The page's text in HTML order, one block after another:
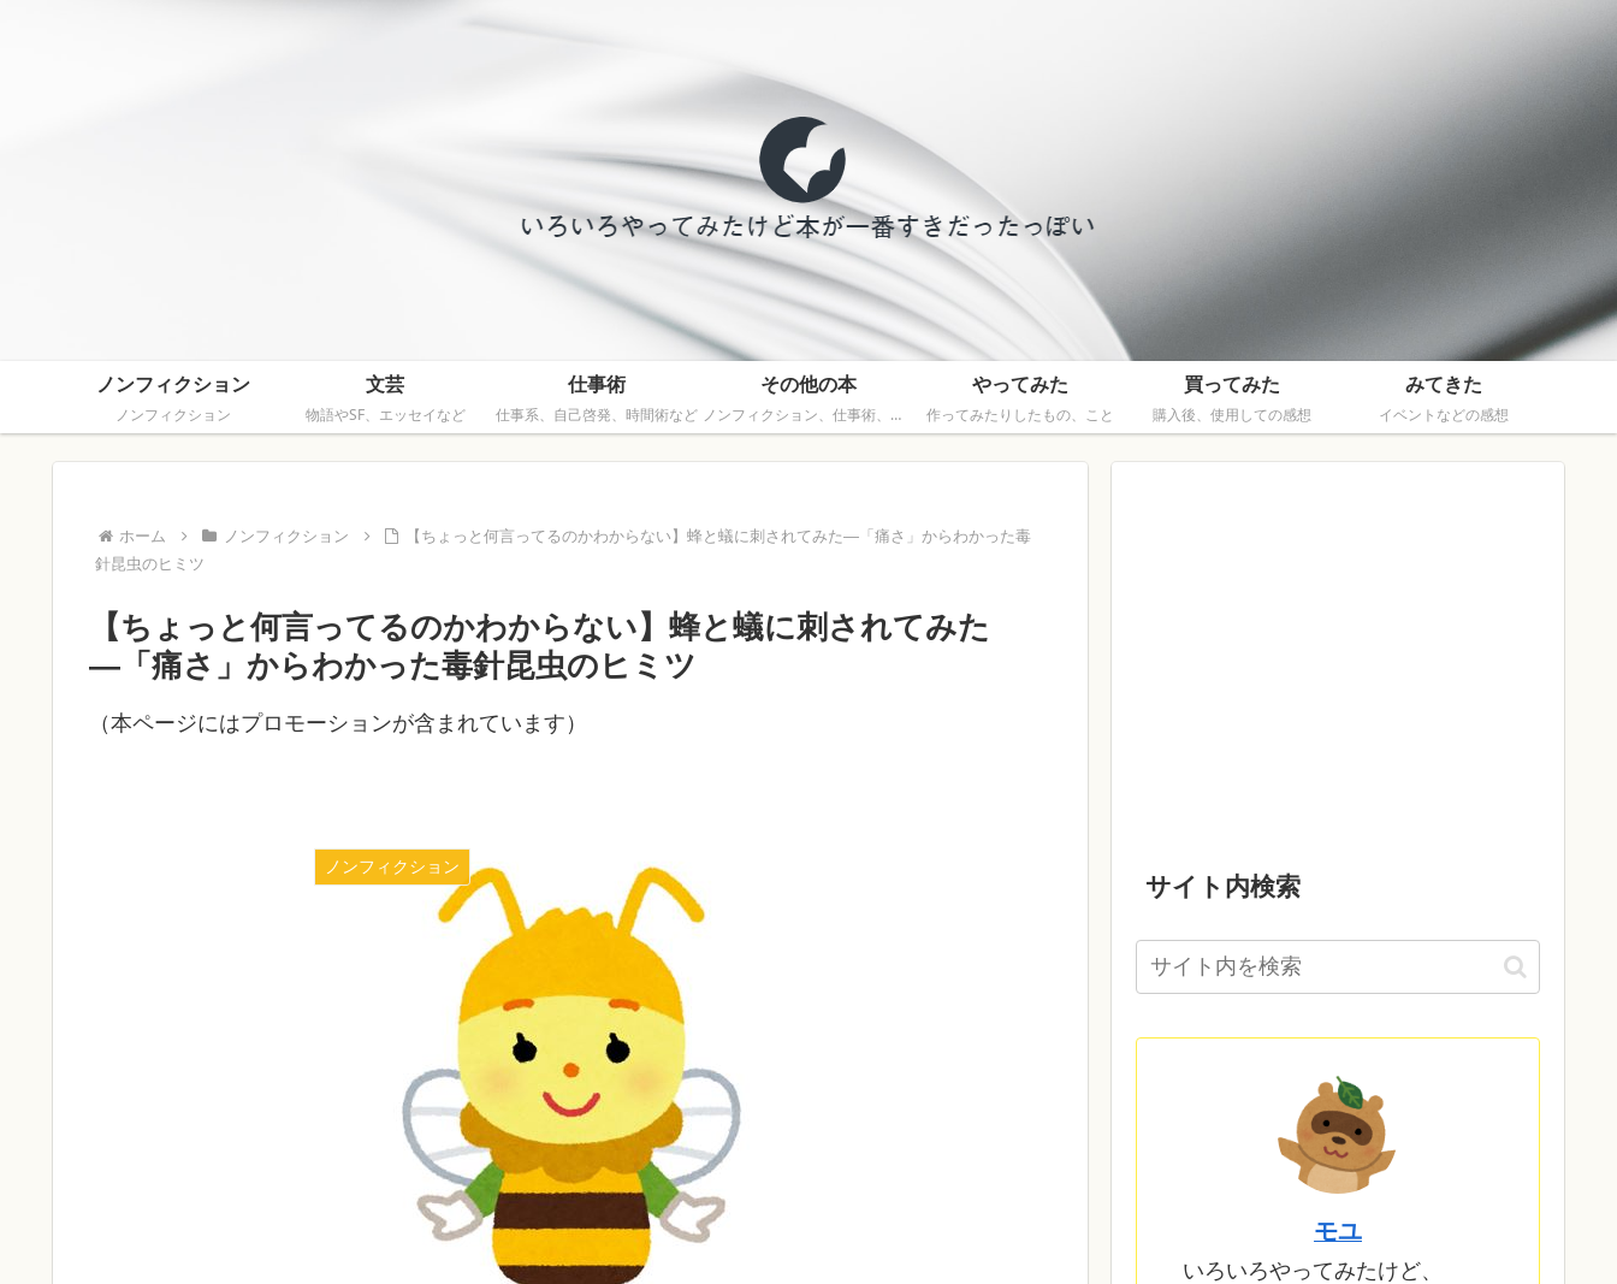
ノンフィクション
ノンフィクション
文芸
物語やSF、エッセイなど
仕事術
仕事系、自己啓発、時間術など
その他の本
ノンフィクション、仕事術、文芸以外の本
やってみた
作ってみたりしたもの、こと
買ってみた
購入後、使用しての感想
みてきた
イベントなどの感想
ホーム ノンフィクション
【ちょっと何言ってるのかわからない】蜂と蟻に刺されてみた―「痛さ」からわかった毒
針昆虫のヒミツ
【ちょっと何言ってるのかわからない】蜂と蟻に刺されてみた
―「痛さ」からわかった毒針昆虫のヒミツ
（本ページにはプロモーションが含まれています）
ノンフィクション
サイト内検索
モユ
いろいろやってみたけど、